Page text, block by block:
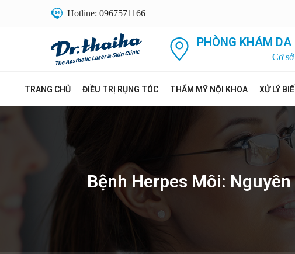
Hotline: 0967571166
PHÒNG KHÁM
Cơ
TRANG CHỦ ĐIỀU TRỊ RỤNG TÓC THẨM MỸ NỘI KHOA XỬ LÝ
Bệnh Herpes Môi: